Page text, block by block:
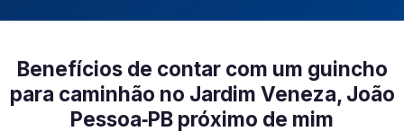
Benefícios de contar com um guincho
para caminhão no Jardim Veneza, João
Pessoa‑PB próximo de mim